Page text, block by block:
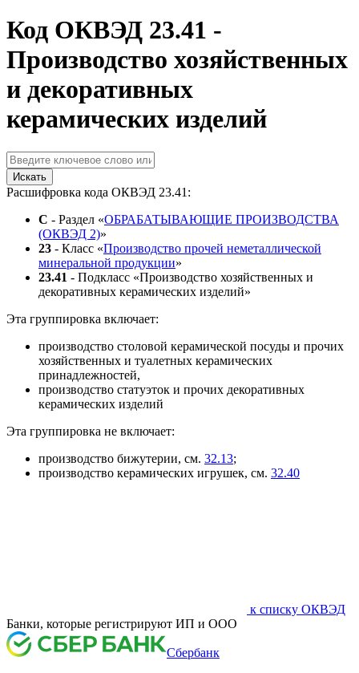
Код ОКВЭД 23.41 -
Производство хозяйственных
и декоративных
керамических изделий
Искать
Расшифровка кода ОКВЭД 23.41:
C - Раздел «ОБРАБАТЫВАЮЩИЕ ПРОИЗВОДСТВА
(ОКВЭД 2)»
23 - Класс «Производство прочей неметаллической
минеральной продукции»
23.41 - Подкласс «Производство хозяйственных и
декоративных керамических изделий»
Эта группировка включает:
производство столовой керамической посуды и прочих
хозяйственных и туалетных керамических
принадлежностей,
производство статуэток и прочих декоративных
керамических изделий
Эта группировка не включает:
производство бижутерии, см. 32.13;
производство керамических игрушек, см. 32.40
к списку ОКВЭД
Банки, которые регистрируют ИП и ООО
Сбербанк